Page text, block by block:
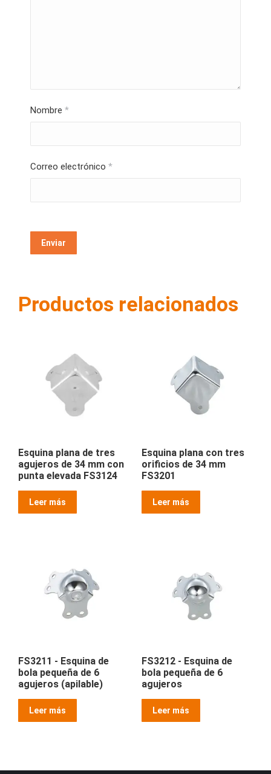
Nombre *
Correo electrónico *
Productos relacionados
Esquina plana de tres
agujeros de 34 mm con
punta elevada FS3124
Leer más
Esquina plana con tres
orificios de 34 mm
FS3201
Leer más
FS3211 - Esquina de
bola pequeña de 6
agujeros (apilable)
Leer más
FS3212 - Esquina de
bola pequeña de 6
agujeros
Leer más